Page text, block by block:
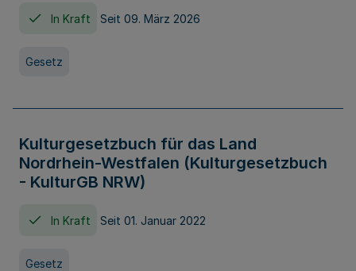
In Kraft Seit 09. März 2026
Gesetz
Kulturgesetzbuch für das Land
Nordrhein-Westfalen (Kulturgesetzbuch
- KulturGB NRW)
In Kraft Seit 01. Januar 2022
Gesetz